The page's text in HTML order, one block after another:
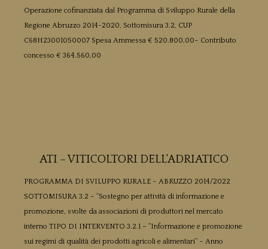
Operazione cofinanziata dal Programma di Sviluppo Rurale della
Regione Abruzzo 2014-2020, Sottomisura 3.2, CUP
C68H23001050007 Spesa Ammessa € 520.800,00– Contributo
concesso € 364.560,00
ATI – VITICOLTORI DELL’ADRIATICO
PROGRAMMA DI SVILUPPO RURALE – ABRUZZO 2014/2022
SOTTOMISURA 3.2 – “Sostegno per attività di informazione e
promozione, svolte da associazioni di produttori nel mercato
interno TIPO DI INTERVENTO 3.2.1 – “Informazione e promozione
sui regimi di qualità dei prodotti agricoli e alimentari” – Anno